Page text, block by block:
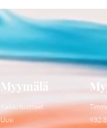
Myymälä
Kaikki tuotteet
Uusi
932